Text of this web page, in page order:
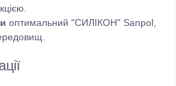
оптимальний "СИЛІКОН" Sanpol,